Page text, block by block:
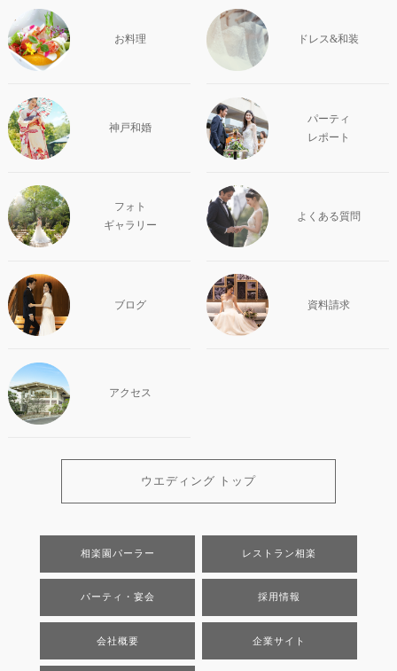
お料理 ドレス&和装
神戸和婚
パーティ
レポート
フォト
ギャラリー
よくある質問
ブログ 資料請求
アクセス
ウエディング トップ
相楽園パーラー レストラン相楽
パーティ・宴会 採用情報
会社概要 企業サイト